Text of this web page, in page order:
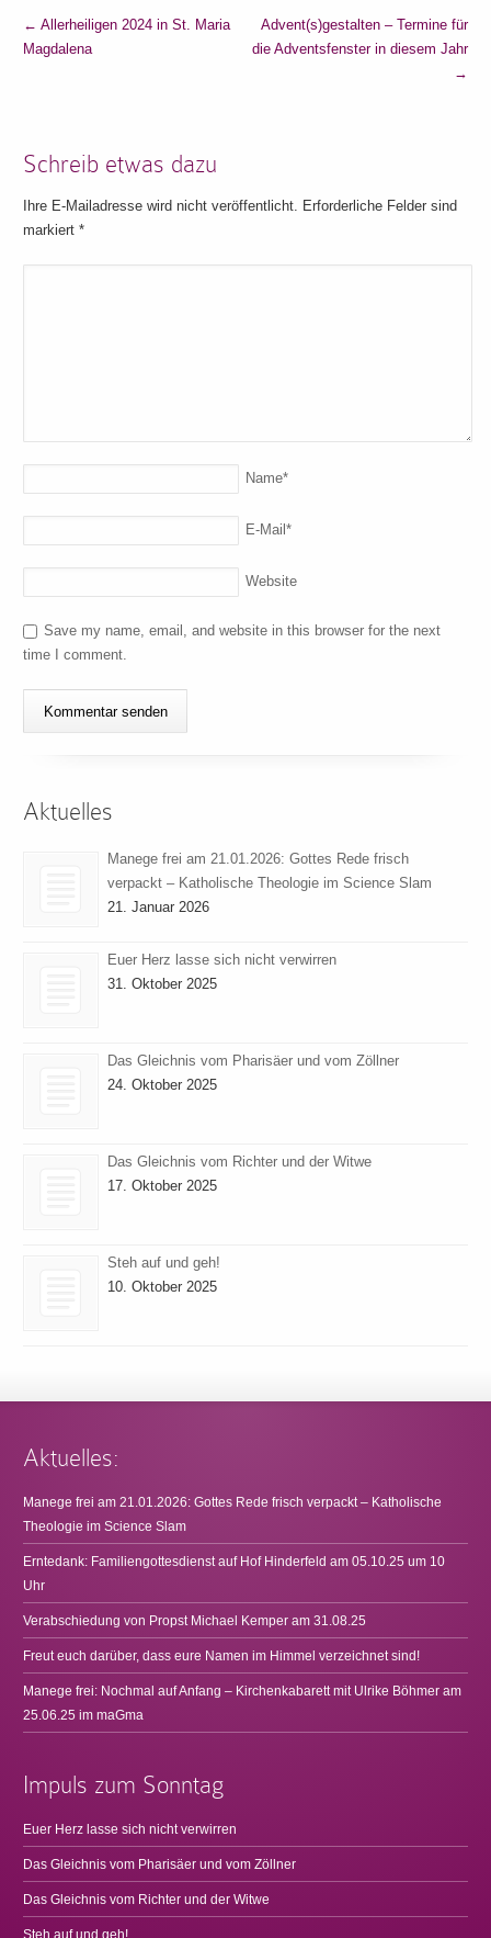
← Allerheiligen 2024 in St. Maria
Magdalena
Advent(s)gestalten – Termine für
die Adventsfenster in diesem Jahr
→
Schreib etwas dazu
Ihre E-Mailadresse wird nicht veröffentlicht. Erforderliche Felder sind
markiert*
Name*
E-Mail*
Website
Save my name, email, and website in this browser for the next
time I comment.
Aktuelles
Manege frei am 21.01.2026: Gottes Rede frisch
verpackt – Katholische Theologie im Science Slam
21. Januar 2026
Euer Herz lasse sich nicht verwirren
31. Oktober 2025
Das Gleichnis vom Pharisäer und vom Zöllner
24. Oktober 2025
Das Gleichnis vom Richter und der Witwe
17. Oktober 2025
Steh auf und geh!
10. Oktober 2025
Aktuelles:
Manege frei am 21.01.2026: Gottes Rede frisch verpackt – Katholische
Theologie im Science Slam
Erntedank: Familiengottesdienst auf Hof Hinderfeld am 05.10.25 um 10
Uhr
Verabschiedung von Propst Michael Kemper am 31.08.25
Freut euch darüber, dass eure Namen im Himmel verzeichnet sind!
Manege frei: Nochmal auf Anfang – Kirchenkabarett mit Ulrike Böhmer am
25.06.25 im maGma
Impuls zum Sonntag
Euer Herz lasse sich nicht verwirren
Das Gleichnis vom Pharisäer und vom Zöllner
Das Gleichnis vom Richter und der Witwe
Steh auf und geh!